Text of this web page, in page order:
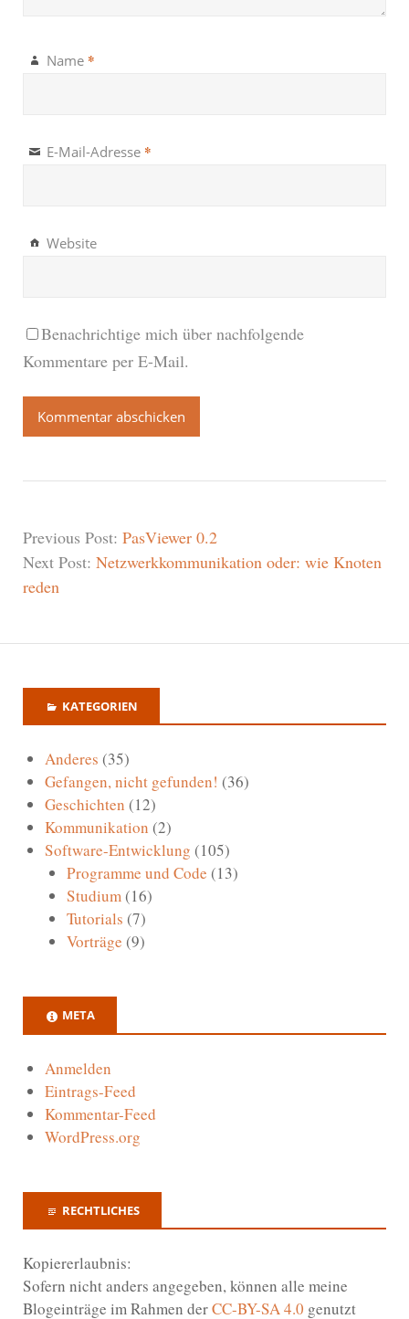
Name *
E-Mail-Adresse *
Website
Benachrichtige mich über nachfolgende
Kommentare per E-Mail.
Previous Post: PasViewer 0.2
Next Post: Netzwerkkommunikation oder: wie Knoten
reden
KATEGORIEN
Anderes (35)
Gefangen, nicht gefunden! (36)
Geschichten (12)
Kommunikation (2)
Software-Entwicklung (105)
Programme und Code (13)
Studium(16)
Tutorials (7)
Vorträge (9)
META
Anmelden
Eintrags-Feed
Kommentar-Feed
WordPress.org
RECHTLICHES
Kopiererlaubnis:
Sofern nicht anders angegeben, können alle meine
Blogeinträge im Rahmen derCC-BY-SA 4.0 genutzt